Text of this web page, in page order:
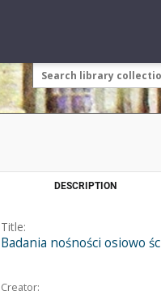
DESCRIPTION
Title:
Badania nośności osiowo
Creator: